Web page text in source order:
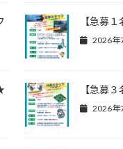
【急募
2026年
【急募
2026年